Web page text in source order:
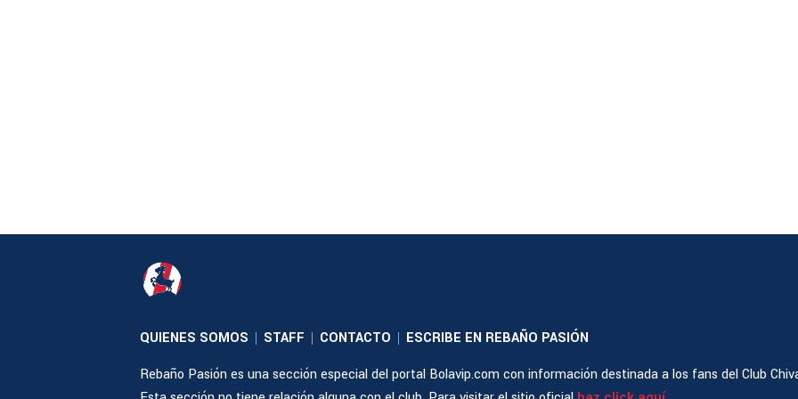
QUIENES SOMOS | STAFF | CONTACTO | ESCRIBE EN REBAÑO PASIÓN
Rebaño Pasión es una sección especial del portal Bolavip.com con información destinada a los fans del Club